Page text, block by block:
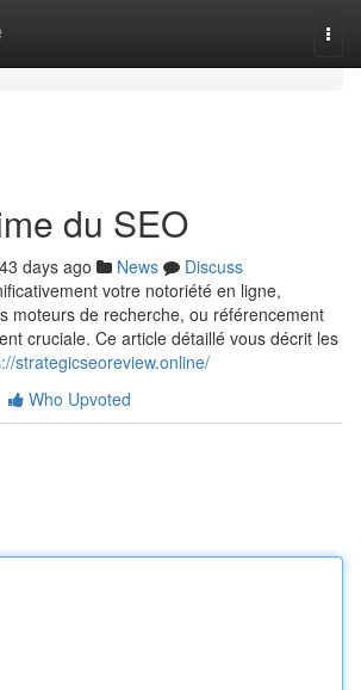
du SEO
days ago News
Discuss
votre notoriété en ligne,
moteurs de recherche, ou référencement
cruciale. Ce article détaillé vous décrit les
strategicseoreview.online/
Who Upvoted